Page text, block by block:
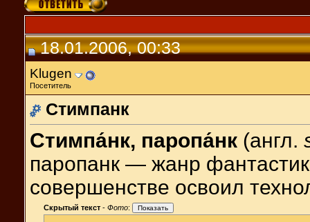
18.01.2006, 00:33
Klugen
Посетитель
Стимпанк
Стимпа́нк, паропа́нк (англ.
паропанк — жанр
совершенстве освоил
Скрытый текст - Фото: